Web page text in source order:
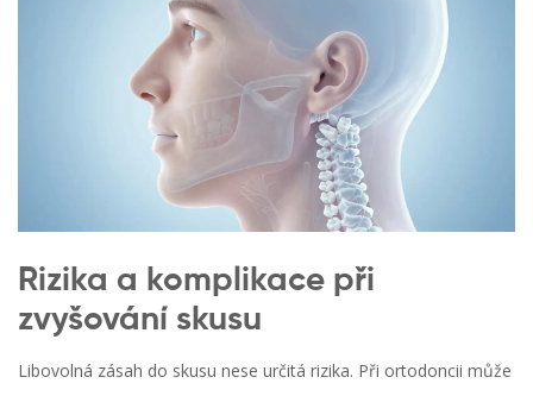
Rizika a komplikace při
zvyšování skusu
Libovolná zásah do skusu nese určitá rizika. Při ortodoncii může